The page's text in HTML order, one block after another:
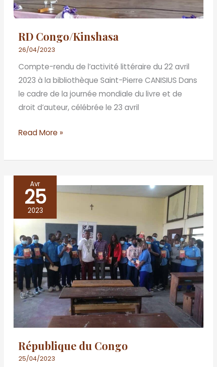
RD Congo/Kinshasa
26/04/2023
Compte-rendu de l’activité littéraire du 22 avril
2023 à la bibliothèque Saint-Pierre CANISIUS Dans
le cadre de la journée mondiale du livre et de
droit d’auteur, célébrée le 23 avril
Read More »
Avr
25
2023
République du Congo
25/04/2023
République